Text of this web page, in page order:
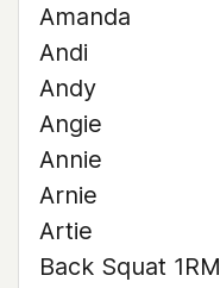
Amanda
Andi
Andy
Angie
Annie
Arnie
Artie
Back Squat 1RM